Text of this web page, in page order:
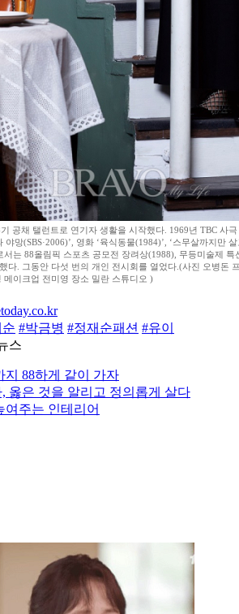
공채 탤런트로 연기자 생활을 시작했다. 1969년 TBC 사극
야망(SBS·2006)’, 영화 ‘육식동물(1984)’, ‘스무살까지만
서는 88올림픽 스포츠 공모전 장려상(1988), 무등미술제
다. 그동안 다섯 번의 개인 전시회를 열었다.(사진 오병돈
메이크업 전미영 장소 밀란 스튜디오 )
#박금병 #정재순패션 #유이
스
지 88하게 같이 가자
옳은 것을 알리고 정의롭게 살다
여주는 인테리어